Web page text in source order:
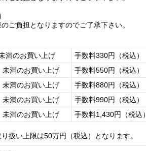
ご負担となりますのでご了承下さい。
満のお買い上げ
手数料330円（税込）
満のお買い上げ
手数料550円（税込）
満のお買い上げ
手数料880円（税込）
満のお買い上げ
手数料990円（税込）
満のお買い上げ
手数料1,430円（税込）
扱い上限は50万円（税込）となります。